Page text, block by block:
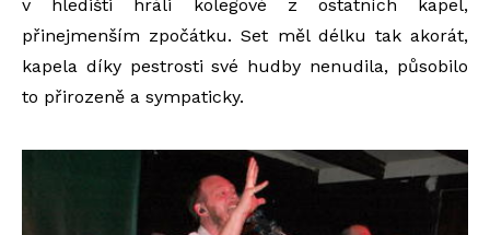
v hledišti hráli kolegové z ostatních kapel,
přinejmenším zpočátku. Set měl délku tak akorát,
kapela díky pestrosti své hudby nenudila, působilo
to přirozeně a sympaticky.